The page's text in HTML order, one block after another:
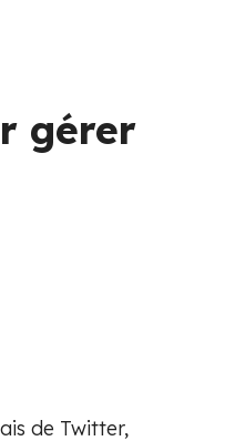
gérer
de Twitter,